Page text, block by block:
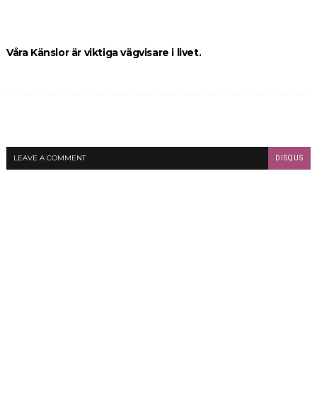
Våra Känslor är viktiga vägvisare i livet.
LEAVE A COMMENT DISQUS